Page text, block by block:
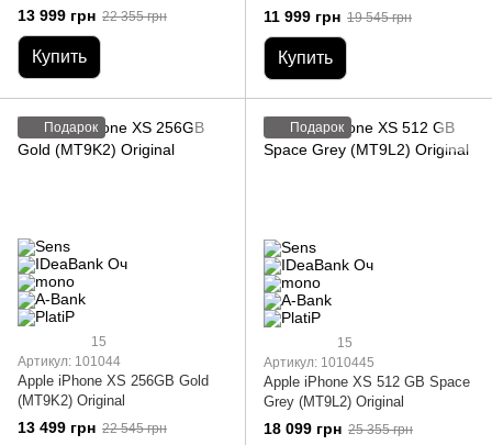
13 999 грн 22 355 грн
Купить
11 999 грн 19 545 грн
Купить
Подарок
15
Артикул: 101044
Apple iPhone XS 256GB Gold
(MT9K2) Original
13 499 грн 22 545 грн
Подарок
15
Артикул: 1010445
Apple iPhone XS 512 GB Space
Grey (MT9L2) Original
18 099 грн 25 355 грн